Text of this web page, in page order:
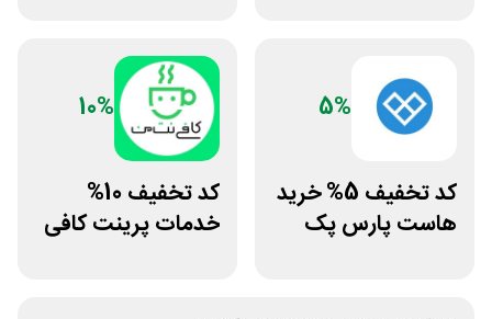
5%
کد تخفیف 5% خرید
هاست پارس پک
10%
کد تخفیف 10%
خدمات پرینت کافی